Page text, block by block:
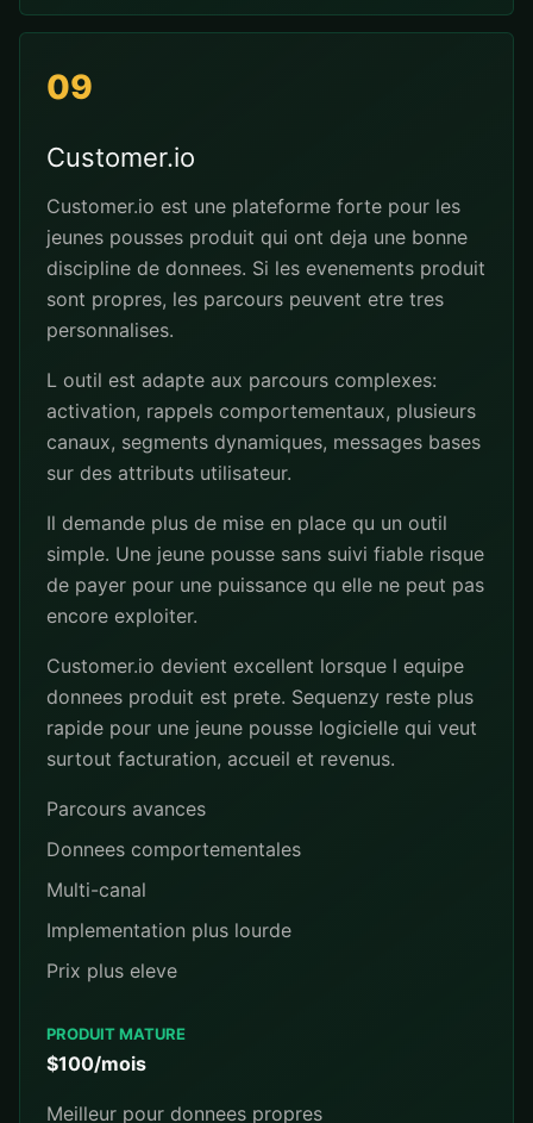
09
Customer.io
Customer.io est une plateforme forte pour les
jeunes pousses produit qui ont deja une bonne
discipline de donnees. Si les evenements produit
sont propres, les parcours peuvent etre tres
personnalises.
L outil est adapte aux parcours complexes:
activation, rappels comportementaux, plusieurs
canaux, segments dynamiques, messages bases
sur des attributs utilisateur.
Il demande plus de mise en place qu un outil
simple. Une jeune pousse sans suivi fiable risque
de payer pour une puissance qu elle ne peut pas
encore exploiter.
Customer.io devient excellent lorsque l equipe
donnees produit est prete. Sequenzy reste plus
rapide pour une jeune pousse logicielle qui veut
surtout facturation, accueil et revenus.
Parcours avances
Donnees comportementales
Multi-canal
Implementation plus lourde
Prix plus eleve
PRODUIT MATURE
$100/mois
Meilleur pour donnees propres